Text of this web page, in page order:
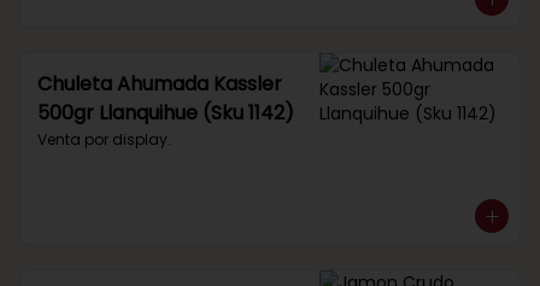
Chuleta Ahumada Kassler
500gr Llanquihue (Sku 1142)
Venta por display.